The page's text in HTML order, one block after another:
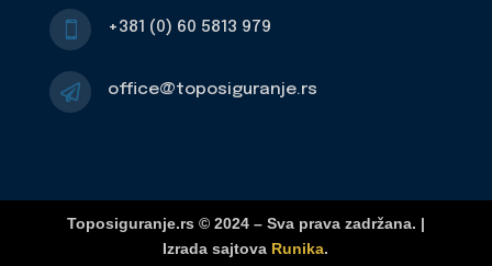
 +381 (0) 60 5813 979
 office@toposiguranje.rs
Toposiguranje.rs © 2024 – Sva prava zadržana. |
Izrada sajtova Runika.